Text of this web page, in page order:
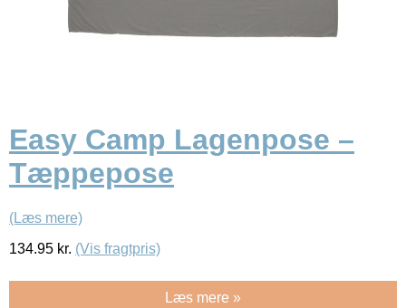
Easy Camp Lagenpose –
Tæppepose
(Læs mere)
134.95 kr. (Vis fragtpris)
Læs mere »